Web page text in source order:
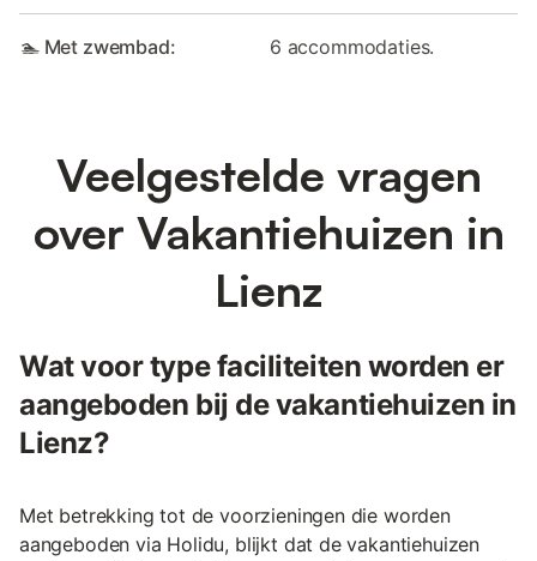
🏊 Met zwembad: 6 accommodaties.
Veelgestelde vragen
over Vakantiehuizen in
Lienz
Wat voor type faciliteiten worden er
aangeboden bij de vakantiehuizen in
Lienz?
Met betrekking tot de voorzieningen die worden
aangeboden via Holidu, blijkt dat de vakantiehuizen